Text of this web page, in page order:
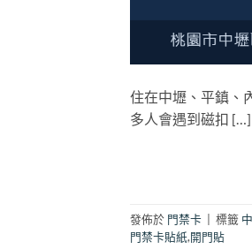
住在中壢、平鎮、
多人會遇到磁扣 […]
發佈於 門禁卡 標籤
門禁卡貼紙,開門貼